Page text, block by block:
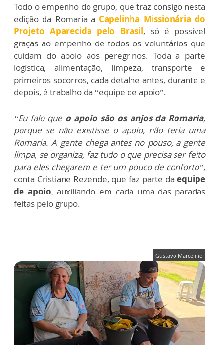
Todo o empenho do grupo, que traz consigo nesta
edição da Romaria a Capelinha Missionária do
Projeto Aparecida pelo Brasil, só é possível
graças ao empenho de todos os voluntários que
cuidam do apoio aos peregrinos. Toda a parte
logística, alimentação, limpeza, transporte e
primeiros socorros, cada detalhe antes, durante e
depois, é trabalho da “equipe de apoio”.
“Eu falo que o apoio são os anjos da Romaria,
porque se não existisse o apoio, não teria uma
Romaria. A gente chega antes no pouso, a gente
limpa, se organiza, faz tudo o que precisa ser feito
para eles chegarem e ter um pouco de conforto”,
conta Cristiane Rezende, que faz parte da equipe
de apoio, auxiliando em cada uma das paradas
feitas pelo grupo.
Gustavo Marcelino